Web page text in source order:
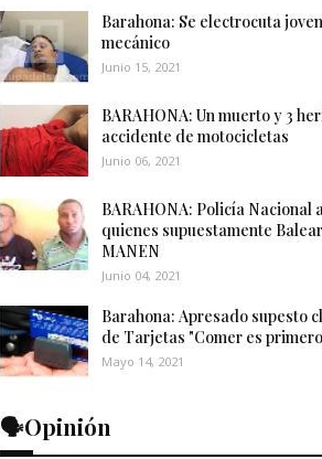
Barahona: Se electrocuta joven
mecánico
Junio 15, 2021
BARAHONA: Un muerto y 3
accidente de motocicletas
Junio 06, 2021
BARAHONA: Policía Nacional
quienes supuestamente
MANEN
Junio 04, 2021
Barahona: Apresado supesto
de Tarjetas "Comer es
Mayo 14, 2021
🗣️Opinión